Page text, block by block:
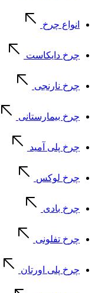
انواع چرخ
چرخ دایکاست
چرخ نارنجی
چرخ بیمارستانی
چرخ پلی آمید
چرخ لوکس
چرخ بادی
چرخ تفلونی
چرخ پلی اورتان